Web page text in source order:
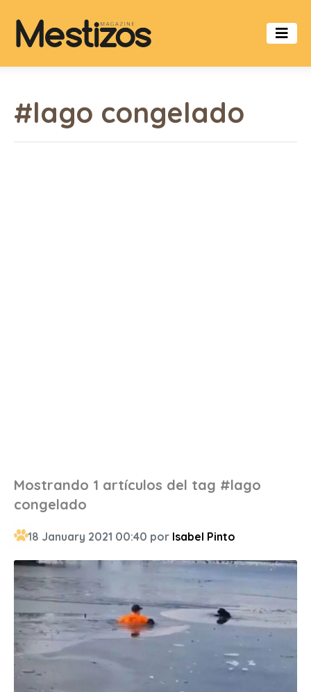
#lago congelado
Mostrando 1 artículos del tag #lago
congelado
18 January 2021 00:40 por Isabel Pinto